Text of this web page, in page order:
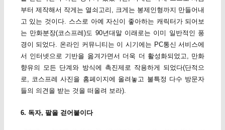
부터 제작해서 작게는 열쇠고리, 크게는 봉제인형까지 만들어내
고 있는 것이다. 스스로 아예 자신이 좋아하는 캐릭터가 되어보
는 만화분장(코스프레)도 90년대말 이래로는 이미 일반적인 풍
경이 되었다. 온라인 커뮤니티는 이 시기에는 PC통신 서비스에
서 인터넷으로 기반을 옮겨가면서 더욱 더 활성화되었고, 만화
향유의 모든 단계와 방식에 촉진제로 작용하게 되었다(단적으
로, 코스프레 사진을 홈페이지에 올려놓고 불특정 다수 방문자
들의 의견을 받는 것을 떠올려 보라).
6. 독자, 팔을 걷어붙이다